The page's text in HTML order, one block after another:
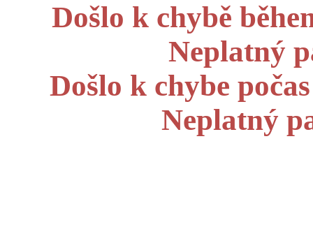
Došlo k chybě
Neplatný
Došlo k chybe
Neplatný